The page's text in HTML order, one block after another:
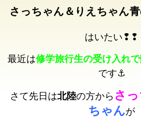
さっちゃん＆りえちゃん
はいたい❢❢
最近は修学旅行生の受け入れで
です⚓
さて先日は北陸の方から さ
ちゃんが